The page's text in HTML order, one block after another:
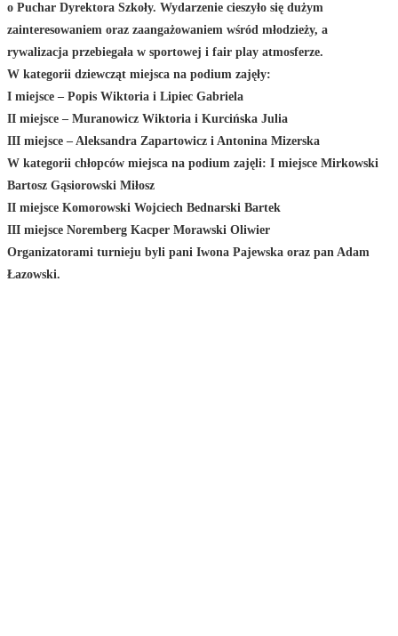
o Puchar Dyrektora Szkoły. Wydarzenie cieszyło się dużym
zainteresowaniem oraz zaangażowaniem wśród młodzieży, a
rywalizacja przebiegała w sportowej i fair play atmosferze.
W kategorii dziewcząt miejsca na podium zajęły:
I miejsce – Popis Wiktoria i Lipiec Gabriela
II miejsce – Muranowicz Wiktoria i Kurcińska Julia
III miejsce – Aleksandra Zapartowicz i Antonina Mizerska
W kategorii chłopców miejsca na podium zajęli: I miejsce Mirkowski
Bartosz Gąsiorowski Miłosz
II miejsce Komorowski Wojciech Bednarski Bartek
III miejsce Noremberg Kacper Morawski Oliwier
Organizatorami turnieju byli pani Iwona Pajewska oraz pan Adam
Łazowski.